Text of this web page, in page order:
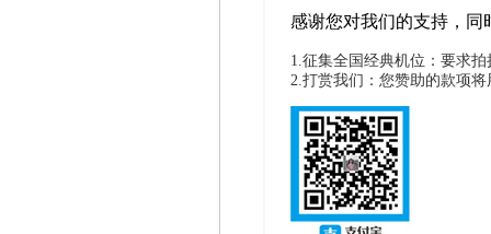
感谢您对我们的支持，同
1.征集全国经典机位：要求
2.打赏我们：您赞助的款项